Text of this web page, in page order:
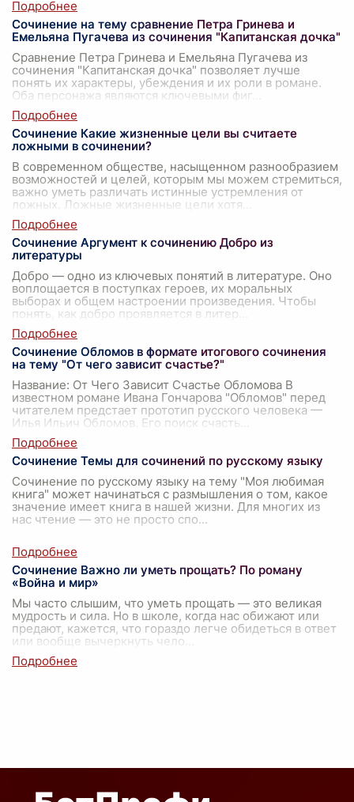
Сочинение на тему сравнение Петра Гринева и
Емельяна Пугачева из сочинения "Капитанская дочка"
Сравнение Петра Гринева и Емельяна Пугачева из
сочинения "Капитанская дочка" позволяет лучше
понять их характеры, убеждения и их роли в романе.
Оба персонажа являются ключевыми фиг
Сочинение Какие жизненные цели вы считаете
ложными в сочинении?
В современном обществе, насыщенном разнообразием
возможностей и целей, которым мы можем стремиться,
важно уметь различать истинные устремления от
ложных. Ложные жизненные цели хотя
Сочинение Аргумент к сочинению Добро из
литературы
Добро — одно из ключевых понятий в литературе. Оно
воплощается в поступках героев, их моральных
выборах и общем настроении произведения. Чтобы
понять, как добро проявляется в литер
Сочинение Обломов в формате итогового сочинения
на тему "От чего зависит счастье?"
Название: От Чего Зависит Счастье Обломова В
известном романе Ивана Гончарова "Обломов" перед
читателем предстает прототип русского человека —
Илья Ильич Обломов. Его поиск счасть
Сочинение Темы для сочинений по русскому языку
Сочинение по русскому языку на тему "Моя любимая
книга" может начинаться с размышления о том, какое
значение имеет книга в нашей жизни. Для многих из
нас чтение — это не просто спо...
Сочинение Важно ли уметь прощать? По роману
«Война и мир»
Мы часто слышим, что уметь прощать — это великая
мудрость и сила. Но в школе, когда нас обижают или
предают, кажется, что гораздо легче обидеться в ответ
или вообще вычеркнуть чело